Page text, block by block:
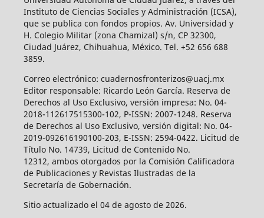
Instituto de Ciencias Sociales y Administración (ICSA),
que se publica con fondos propios. Av. Universidad y
H. Colegio Militar (zona Chamizal) s/n, CP 32300,
Ciudad Juárez, Chihuahua, México. Tel. +52 656 688
3859.
Correo electrónico: cuadernosfronterizos@uacj.mx
Editor responsable: Ricardo León García. Reserva de
Derechos al Uso Exclusivo, versión impresa: No. 04-
2018-112617515300-102, P-ISSN: 2007-1248. Reserva
de Derechos al Uso Exclusivo, versión digital: No. 04-
2019-092616190100-203, E-ISSN: 2594-0422. Licitud de
Título No. 14739, Licitud de Contenido No.
12312, ambos otorgados por la Comisión Calificadora
de Publicaciones y Revistas Ilustradas de la
Secretaría de Gobernación.
Sitio actualizado el 04 de agosto de 2026.